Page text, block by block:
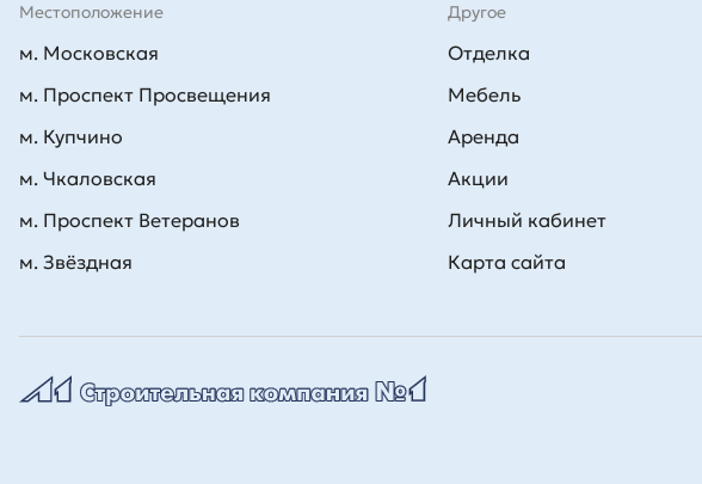
Другое
Отделка
Мебель
Аренда
Акции
Личный кабинет
Карта сайта
Местоположение
м. Московская
м. Проспект Просвещения
м. Купчино
м. Чкаловская
м. Проспект Ветеранов
м. Звёздная